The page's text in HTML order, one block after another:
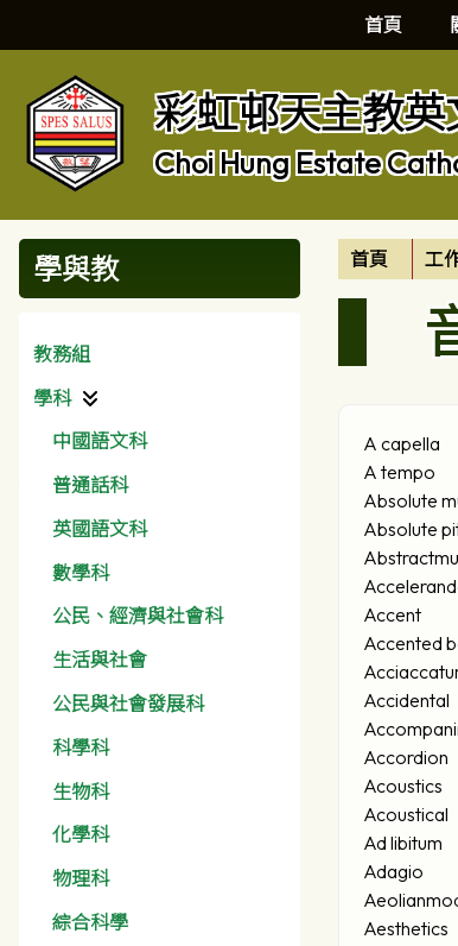
首頁
彩虹邨天主教英
Choi Hung Estate
學與教
教務組
學科
中國語文科
普通話科
英國語文科
數學科
公民、經濟與社會科
生活與社會
公民與社會發展科
科學科
生物科
化學科
物理科
綜合科學
首頁 工
A capella
A tempo
Absolute
Absolute
Accent
Accented
Accidental
Accordion
Acoustics
Acoustical
Ad libitum
Adagio
Aesthetics